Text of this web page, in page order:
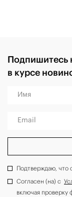
Подпишитесь
в курсе
Имя
Email
Подтверждаю, что
Согласен (на) с
включая проверку